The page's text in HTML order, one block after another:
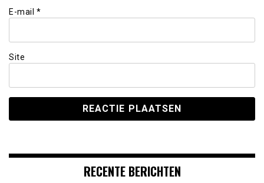
E-mail *
Site
RECENTE BERICHTEN